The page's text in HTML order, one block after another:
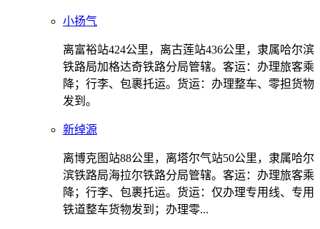
小扬气
离富裕站424公里，离古莲站436公里，隶属哈尔滨
铁路局加格达奇铁路分局管辖。客运：办理旅客乘
降；行李、包裹托运。货运：办理整车、零担货物
发到。
新绰源
离博克图站88公里，离塔尔气站50公里，隶属哈尔
滨铁路局海拉尔铁路分局管辖。客运：办理旅客乘
降；行李、包裹托运。货运：仅办理专用线、专用
铁道整车货物发到；办理零...